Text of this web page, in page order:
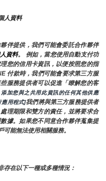
人資料
伴提供，我們可能會委託合作夥伴
資料。 例如，當您使用自動支付功
您的信用卡資訊，以便按照您的指
付款時，我們可能會要求第三方服
服務提供者可以促進「瞭解您的客
加您與之共用此資訊的任何其他供應
應用程式]我們將與第三方服務提供者
理期限和雙方的責任，並將要求合
據。如果您不同意合作夥伴蒐集提
能無法使用相關服務。
存在以下一種或多種情況：